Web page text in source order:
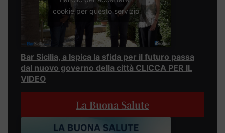
cookie per questo servizio
Bar Sicilia, a Ispica la sfida per il futuro passa
dal nuovo governo della città CLICCA PER IL
VIDEO
La Buona Salute